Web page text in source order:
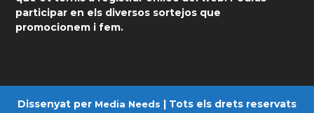
participar en els diversos sortejos que
promocionem i fem.
Dissenyat per Media Needs | Tots els drets reservats